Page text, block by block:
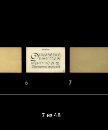
6 7
7 из 48